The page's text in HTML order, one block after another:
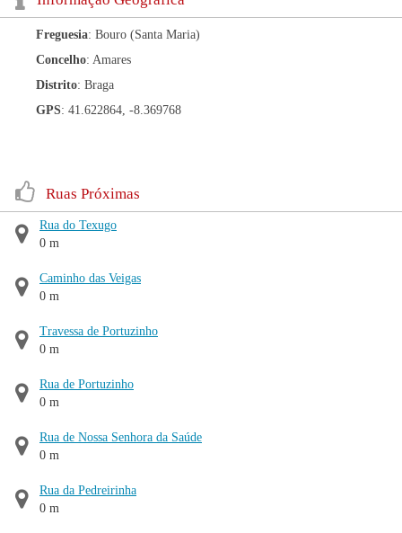
Freguesia: Bouro (Santa Maria)
Concelho: Amares
Distrito: Braga
GPS: 41.622864, -8.369768
Ruas Próximas
Rua do Texugo
0 m
Caminho das Veigas
0 m
Travessa de Portuzinho
0 m
Rua de Portuzinho
0 m
Rua de Nossa Senhora da Saúde
0 m
Rua da Pedreirinha
0 m